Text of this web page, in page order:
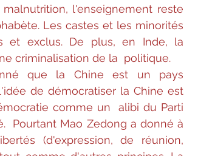
l'enseignement reste
Les castes et les minorités
et exclus. De plus, en Inde, la
criminalisation de la  politique.
que la Chine est un pays
de démocratiser la Chine est
comme un  alibi du Parti
Pourtant Mao Zedong a donné à
(d'expression, de réunion,